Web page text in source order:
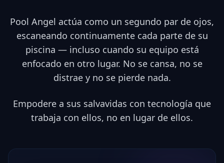
Pool Angel actúa como un segundo par de ojos,
escaneando continuamente cada parte de su
piscina — incluso cuando su equipo está
enfocado en otro lugar. No se cansa, no se
distrae y no se pierde nada.
Empodere a sus salvavidas con tecnología que
trabaja con ellos, no en lugar de ellos.